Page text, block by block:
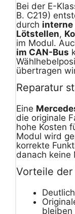
Bei der E-
B. C219)
durch interne
Lötstellen,
im Modul.
im CAN-Bus
übertragen
Reparatur
Eine
die originale
hohe Kosten
Modul wird
korrekte
danach keine
Vorteile der
bleiben